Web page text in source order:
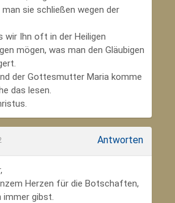
sie schließen wegen der
wir Ihn oft in der Heiligen
mögen, was man den Gläubigen
der Gottesmutter Maria komme
das lesen.
Antworten
Herzen für die Botschaften,
immer gibst.